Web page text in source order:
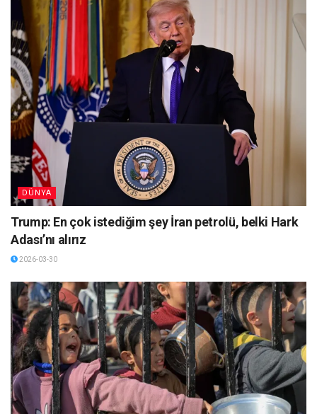
DÜNYA
Trump: En çok istediğim şey İran petrolü, belki Hark
Adası’nı alırız
2026-03-30